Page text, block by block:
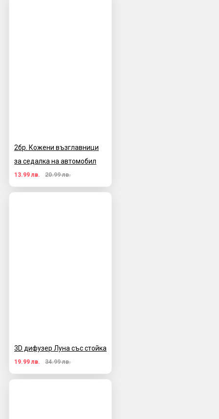
2бр. Кожени възглавници
за седалка на автомобил
13.99 лв. 20.99 лв.
3D дифузер Луна със стойка
19.99 лв. 34.99 лв.